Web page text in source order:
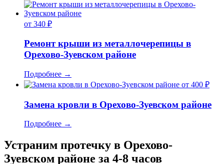
от 340 ₽
Ремонт крыши из металлочерепицы в
Орехово-Зуевском районе
Подробнее →
от 400 ₽
Замена кровли в Орехово-Зуевском районе
Подробнее →
Устраним протечку в Орехово-
Зуевском районе за 4-8 часов